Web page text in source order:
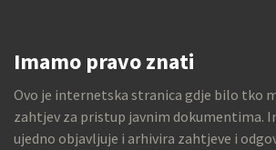
Imamo pravo znati
Ovo je internetska stranica gdje bilo tko
zahtjev za pristup javnim dokumentima.
ujedno objavljuje i arhivira zahtjeve i